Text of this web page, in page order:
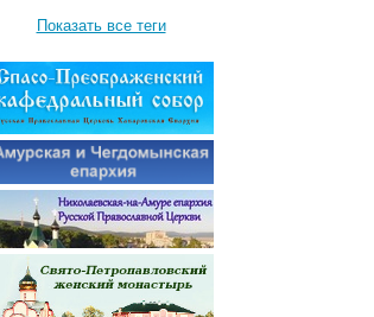
Показать все теги